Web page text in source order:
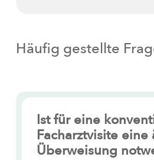
Häufig gestellte
Ist für eine
Facharztvisite eine
Überweisung